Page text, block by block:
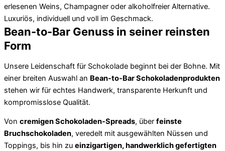
erlesenen Weins, Champagner oder alkoholfreier Alternative.
Luxuriös, individuell und voll im Geschmack.
Bean-to-Bar Genuss in seiner reinsten
Form
Unsere Leidenschaft für Schokolade beginnt bei der Bohne. Mit
einer breiten Auswahl an Bean-to-Bar Schokoladenprodukten
stehen wir für echtes Handwerk, transparente Herkunft und
kompromisslose Qualität.
Von cremigen Schokoladen-Spreads, über feinste
Bruchschokoladen, veredelt mit ausgewählten Nüssen und
Toppings, bis hin zu einzigartigen, handwerklich gefertigten